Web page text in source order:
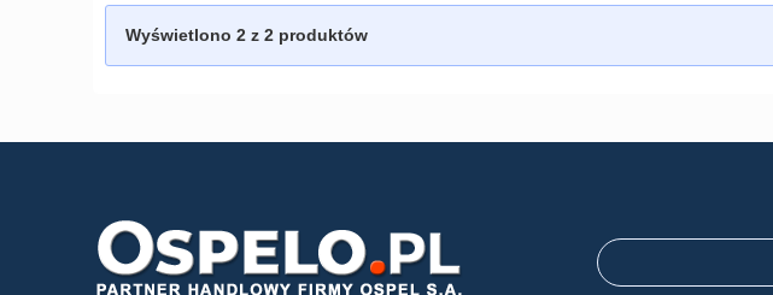
Wyświetlono 2 z 2 produktów